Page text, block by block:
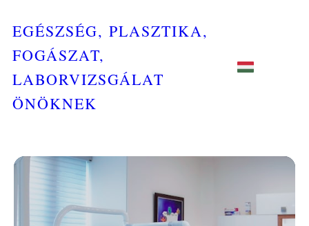
EGÉSZSÉG, PLASZTIKA,
FOGÁSZAT,
LABORVIZSGÁLAT
ÖNÖKNEK